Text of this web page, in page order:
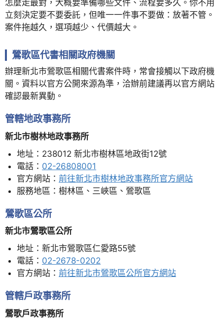
怎麼走最對，大概要準備哪些文件、流程要多久。你不用
立刻決定要不要委託，但唯一一件事不要做：放著不管。
案件拖越久，選項越少、代價越大。
鶯歌區代書相關政府機關
辦理新北市鶯歌區相關代書案件時，常會接觸以下政府機
關。資料以官方公開來源為準，洽辦前建議再以官方網站
確認最新異動。
管轄地政事務所
新北市樹林地政事務所
地址：238012 新北市樹林區地政街12號
電話： 02-26808001
官方網站： 前往新北市樹林地政事務所官方網站
服務地區：樹林區、三峽區、鶯歌區
鶯歌區公所
新北市鶯歌區公所
地址：新北市鶯歌區仁愛路55號
電話： 02-2678-0202
官方網站： 前往新北市鶯歌區公所官方網站
管轄戶政事務所
鶯歌戶政事務所